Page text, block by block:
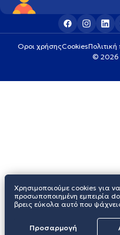
Οροι χρήσηςCookies
© 2026
Χρησιμοποιούμε cookies για
προσωποποιημένη εμπειρία
βρεις εύκολα αυτό που
Προσαρμογή